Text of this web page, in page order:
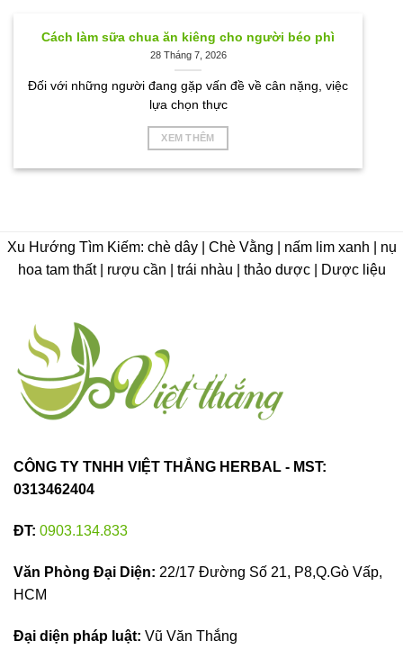
Cách làm sữa chua ăn kiêng cho người béo phì
28 Tháng 7, 2026
Đối với những người đang gặp vấn đề về cân nặng, việc
lựa chọn thực
XEM THÊM
Xu Hướng Tìm Kiếm: chè dây | Chè Vằng | nấm lim xanh | nụ
hoa tam thất | rượu cần | trái nhàu | thảo dược | Dược liệu
CÔNG TY TNHH VIỆT THẮNG HERBAL - MST:
0313462404
ĐT: 0903.134.833
Văn Phòng Đại Diện: 22/17 Đường Số 21, P8,Q.Gò Vấp,
HCM
Đại diện pháp luật: Vũ Văn Thắng